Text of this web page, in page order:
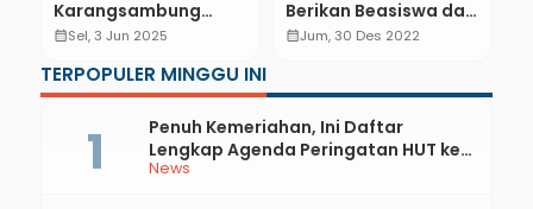
Karangsambung
Dimulai: PT GMDP
Mandiri
calendar_monthSel, 3 Jun 2025
Berikan Beasiswa dan
Tunjangan
calendar_monthJum, 30 Des 2022
TERPOPULER MINGGU INI
News
Penuh Kemeriahan, Ini Daftar
Lengkap Agenda Peringatan HUT ke-
81 RI dan Hari Jadi ke-397 Kabupaten